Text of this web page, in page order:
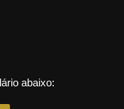
abaixo: